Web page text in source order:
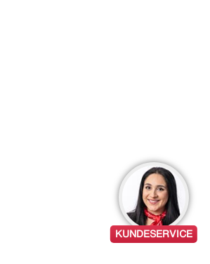
KUNDESERVICE